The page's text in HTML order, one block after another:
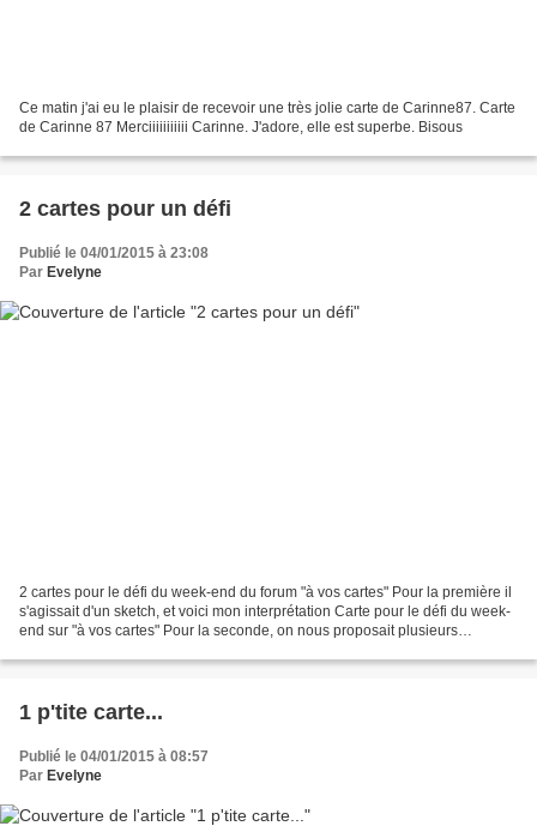
Ce matin j'ai eu le plaisir de recevoir une très jolie carte de Carinne87. Carte
de Carinne 87 Merciiiiiiiiiii Carinne. J'adore, elle est superbe. Bisous
2 cartes pour un défi
Publié le 04/01/2015 à 23:08
Par Evelyne
2 cartes pour le défi du week-end du forum "à vos cartes" Pour la première il
s'agissait d'un sketch, et voici mon interprétation Carte pour le défi du week-
end sur "à vos cartes" Pour la seconde, on nous proposait plusieurs
1 p'tite carte...
Publié le 04/01/2015 à 08:57
Par Evelyne